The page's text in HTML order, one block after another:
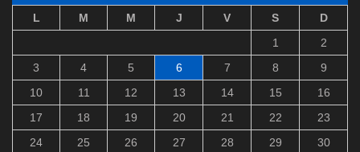
L
M M J V S
D
1
2
3
4 5 6 7 8
9
10
11 12 13 14 15
16
17
18 19 20 21 22
23
24
25 26 27 28 29
30